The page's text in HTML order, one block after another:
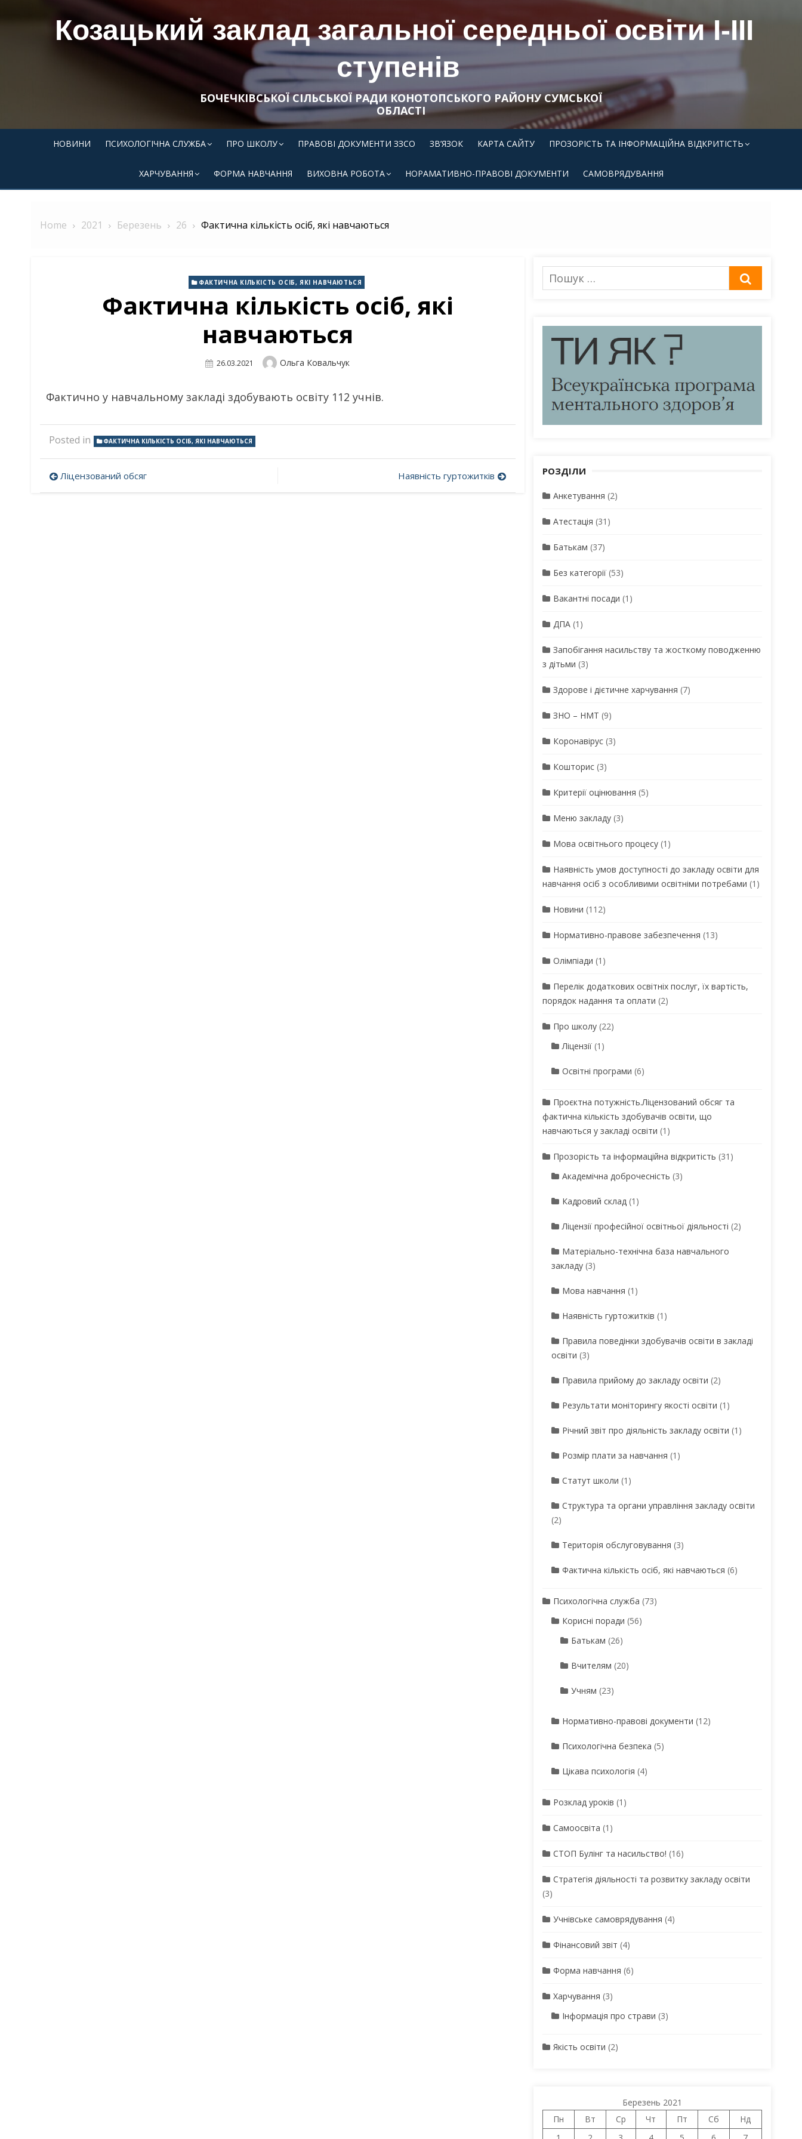
Козацький заклад загальної середньої освіти І-ІІІ
ступенів
БОЧЕЧКІВСЬКОЇ СІЛЬСЬКОЇ РАДИ КОНОТОПСЬКОГО РАЙОНУ СУМСЬКОЇ
ОБЛАСТІ
НОВИНИ ПСИХОЛОГІЧНА СЛУЖБА ПРО ШКОЛУ ПРАВОВІ ДОКУМЕНТИ ЗЗСО ЗВ’ЯЗОК КАРТА САЙТУ ПРОЗОРІСТЬ ТА ІНФОРМАЦІЙНА ВІДКРИТІСТЬ
ХАРЧУВАННЯ ФОРМА НАВЧАННЯ ВИХОВНА РОБОТА НОРАМАТИВНО-ПРАВОВІ ДОКУМЕНТИ САМОВРЯДУВАННЯ
Home 2021 Березень 26 Фактична кількість осіб, які навчаються
ФАКТИЧНА КІЛЬКІСТЬ ОСІБ, ЯКІ НАВЧАЮТЬСЯ
Фактична кількість осіб, які
навчаються
Posted
26.03.2021 Author
Ольга Ковальчук
Фактично у навчальному закладі здобувають освіту 112 учнів.
Posted in ФАКТИЧНА КІЛЬКІСТЬ ОСІБ, ЯКІ НАВЧАЮТЬСЯ
Навігація
записів
Ліцензований обсяг Наявність гуртожитків
Пошук
для:
РОЗДІЛИ
Анкетування (2)
Атестація (31)
Батькам (37)
Без категорії(53)
Вакантні посади (1)
ДПА(1)
Запобігання насильству та жосткому поводженню
з дітьми (3)
Здорове і дієтичне харчування (7)
ЗНО – НМТ (9)
Коронавірус(3)
Кошторис(3)
Критерії оцінювання (5)
Меню закладу(3)
Мова освітнього процесу(1)
Наявність умов доступності до закладу освіти для
навчання осіб з особливими освітніми потребами (1)
Новини (112)
Нормативно-правове забезпечення (13)
Олімпіади (1)
Перелік додаткових освітніх послуг, їх вартість,
порядок надання та оплати (2)
Про школу(22)
Ліцензії(1)
Освітні програми (6)
Проєктна потужність.Ліцензований обсяг та
фактична кількість здобувачів освіти, що
навчаються у закладі освіти (1)
Прозорість та інформаційна відкритість (31)
Академічна доброчесність (3)
Кадровий склад(1)
Ліцензії професійної освітньої діяльності (2)
Матеріально-технічна база навчального
закладу(3)
Мова навчання (1)
Наявність гуртожитків (1)
Правила поведінки здобувачів освіти в закладі
освіти (3)
Правила прийому до закладу освіти (2)
Результати моніторингу якості освіти (1)
Річний звіт про діяльність закладу освіти (1)
Розмір плати за навчання (1)
Статут школи (1)
Структура та органи управління закладу освіти
(2)
Територія обслуговування (3)
Фактична кількість осіб, які навчаються (6)
Психологічна служба (73)
Корисні поради (56)
Батькам (26)
Вчителям (20)
Учням (23)
Нормативно-правові документи (12)
Психологічна безпека (5)
Цікава психологія (4)
Розклад уроків (1)
Самоосвіта (1)
СТОП Булінг та насильство! (16)
Стратегія діяльності та розвитку закладу освіти
(3)
Учнівське самоврядування (4)
Фінансовий звіт (4)
Форма навчання (6)
Харчування (3)
Інформація про страви (3)
Якість освіти (2)
Березень 2021
Пн
Вт Ср Чт Пт Сб
Нд